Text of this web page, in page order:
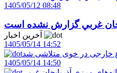
1405/05/12 08:48
غربي گزارش نشده است
1405/05/14 14:52
خارجی در خوی متلاشی شد
1405/05/14 14:50